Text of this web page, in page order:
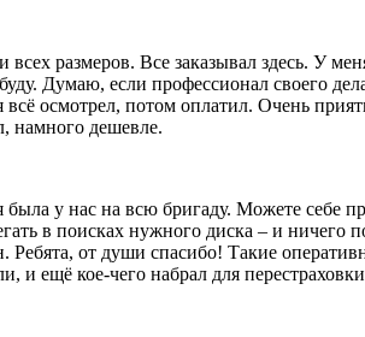
размеров. Все заказывал здесь. У
Думаю, если профессионал своего
осмотрел, потом оплатил. Очень
намного дешевле.
у нас на всю бригаду. Можете себе
в поисках нужного диска – и ничего
от души спасибо! Такие
ещё кое-чего набрал для